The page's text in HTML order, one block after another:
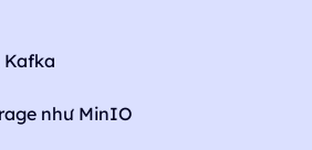
Kafka
như MinIO